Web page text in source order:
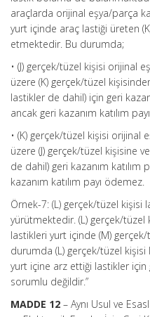
araçlarda orijinal eşya/parça
yurt içinde araç lastiği üreten
etmektedir. Bu durumda;
• (J) gerçek/tüzel kişisi orijinal
üzere (K) gerçek/tüzel
lastikler de dahil) için geri
ancak geri kazanım katılım
• (K) gerçek/tüzel kişisi orijinal
üzere (J) gerçek/tüzel kişisine
de dahil) geri kazanım katılım
kazanım katılım payı ödemez.
Örnek-7: (L) gerçek/tüzel kişisi
yürütmektedir. (L) gerçek/tüzel
lastikleri yurt içinde (M)
durumda (L) gerçek/tüzel
yurt içine arz ettiği lastikler için
sorumlu değildir.”
MADDE 12 – Aynı Usul ve